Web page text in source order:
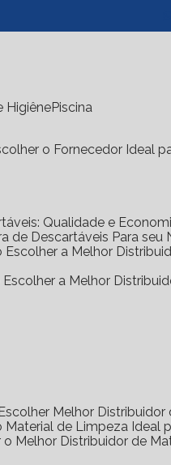
Higiêne Piscina
o Fornecedor Ideal
Qualidade e
de Descartáveis Para seu
Escolher a Melhor
Escolher a Melhor
Escolher Melhor
Material de Limpeza Ideal
o Melhor Distribuidor de